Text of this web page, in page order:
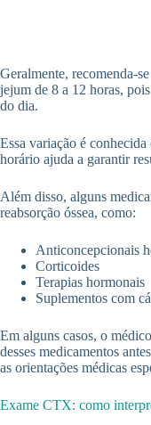
Geralmente, recomenda-
jejum de 8 a 12 horas,
do dia.
Essa variação é
horário ajuda a garantir
Além disso, alguns
reabsorção óssea, como:
Anticoncepcionais
Corticoides
Terapias hormonais
Suplementos com
Em alguns casos, o
desses medicamentos
as orientações médicas
Exame CTX: como